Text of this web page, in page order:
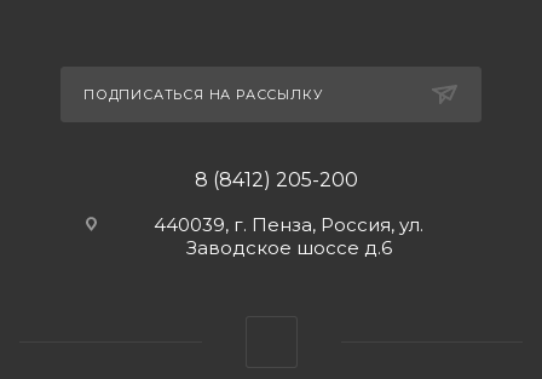
ПОДПИСАТЬСЯ НА РАССЫЛКУ
8 (8412) 205-200
440039, г. Пенза, Россия, ул.
Заводское шоссе д.6